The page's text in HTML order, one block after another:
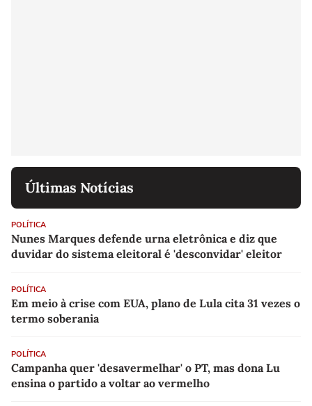
Últimas Notícias
POLÍTICA
Nunes Marques defende urna eletrônica e diz que
duvidar do sistema eleitoral é 'desconvidar' eleitor
POLÍTICA
Em meio à crise com EUA, plano de Lula cita 31 vezes o
termo soberania
POLÍTICA
Campanha quer 'desavermelhar' o PT, mas dona Lu
ensina o partido a voltar ao vermelho